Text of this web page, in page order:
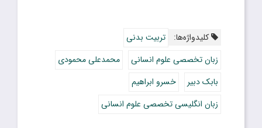
کلیدواژه‌ها:
تربیت بدنی
زبان تخصصی علوم انسانی
محمدعلی محمودی
بابک دبیر
خسرو ابراهیم
زبان انگلیسی تخصصی علوم انسانی